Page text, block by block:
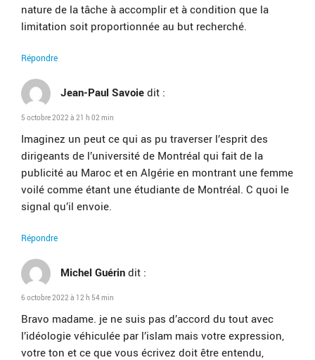
nature de la tâche à accomplir et à condition que la
limitation soit proportionnée au but recherché.
Répondre
Jean-Paul Savoie dit :
5 octobre 2022 à 21 h 02 min
Imaginez un peut ce qui as pu traverser l’esprit des
dirigeants de l’université de Montréal qui fait de la
publicité au Maroc et en Algérie en montrant une femme
voilé comme étant une étudiante de Montréal. C quoi le
signal qu’il envoie.
Répondre
Michel Guérin dit :
6 octobre 2022 à 12 h 54 min
Bravo madame. je ne suis pas d’accord du tout avec
l’idéologie véhiculée par l’islam mais votre expression,
votre ton et ce que vous écrivez doit être entendu,